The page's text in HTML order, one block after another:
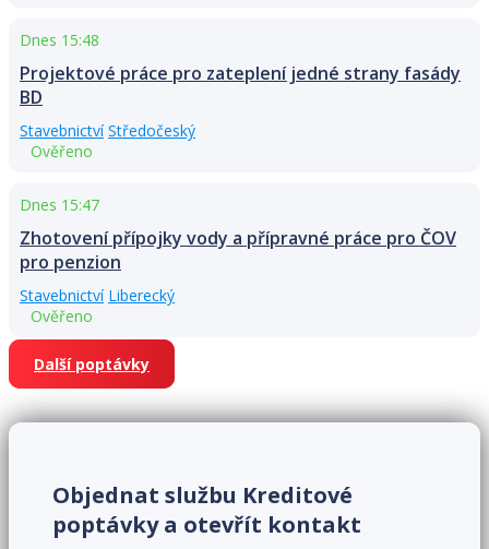
Dnes 15:48
Projektové práce pro zateplení jedné strany fasády
BD
Stavebnictví Středočeský
Ověřeno
Dnes 15:47
Zhotovení přípojky vody a přípravné práce pro ČOV
pro penzion
Stavebnictví Liberecký
Ověřeno
Další poptávky
Objednat službu Kreditové
poptávky a otevřít kontakt